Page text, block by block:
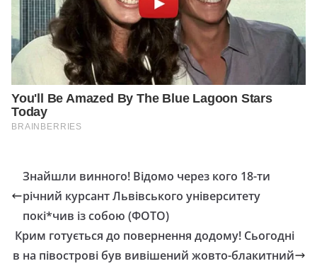
Знайшли винного! Відомо через кого 18-ти
річний курсант Львівського університету
покі*чив із собою (ФОТО)
Крим готується до повернення додому! Сьогодні
в на півострові був вивішений жовто-блакитний